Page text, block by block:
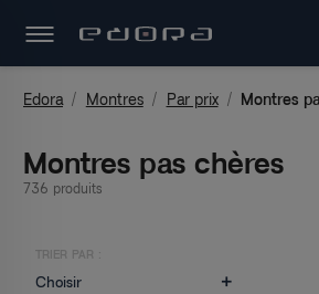
Edora Montres Par prix Montres
Montres pas chères
736 produits
TRIER PAR :
Choisir 